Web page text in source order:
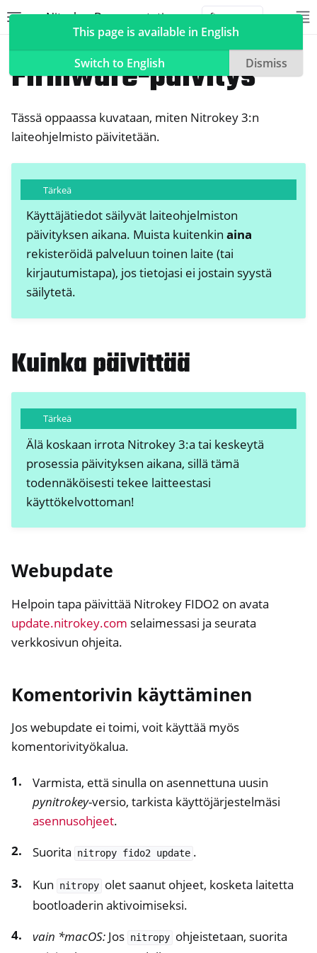
Nitrokey Documentation
navigation of Nitrokeys
navigation of Nitrokey 3
navigation of Nitrokey Passkey
navigation of Nitrokey FIDO2
navigation of Nitrokey HSM 2
navigation of Nitrokey Storage 2
navigation of NitroPad, NitroPC
navigation of NitroPhone, NitroTablet
navigation of NextBox
navigation of NitroWall NW750
Firmware-päivitys
Tässä oppaassa kuvataan, miten Nitrokey 3:n
laiteohjelmisto päivitetään.
Tärkeä
Käyttäjätiedot säilyvät laiteohjelmiston
päivityksen aikana. Muista kuitenkin aina
rekisteröidä palveluun toinen laite (tai
kirjautumistapa), jos tietojasi ei jostain syystä
säilytetä.
Kuinka päivittää
Tärkeä
Älä koskaan irrota Nitrokey 3:a tai keskeytä
prosessia päivityksen aikana, sillä tämä
todennäköisesti tekee laitteestasi
käyttökelvottoman!
Webupdate
Helpoin tapa päivittää Nitrokey FIDO2 on avata
update.nitrokey.com selaimessasi ja seurata
verkkosivun ohjeita.
Komentorivin käyttäminen
Jos webupdate ei toimi, voit käyttää myös
komentorivityökalua.
Varmista, että sinulla on asennettuna uusin
pynitrokey-versio, tarkista käyttöjärjestelmäsi
asennusohjeet.
Suorita
nitropy fido2 update .
Kun
nitropy olet saanut ohjeet, kosketa laitetta
bootloaderin aktivoimiseksi.
vain *macOS: Jos nitropy ohjeistetaan, suorita
This page is available in English
Switch to English
Dismiss